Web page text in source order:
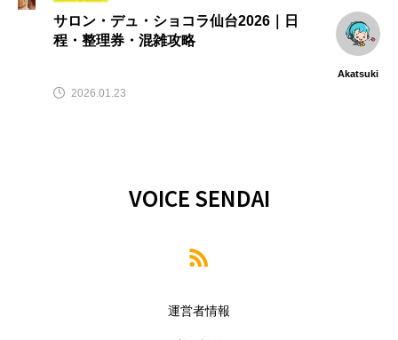
サロン・デュ・ショコラ仙台2026｜日
程・整理券・混雑攻略
Akatsuki
2026.01.23
VOICE SENDAI
運営者情報